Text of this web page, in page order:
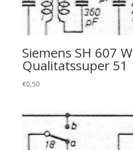
Siemens SH 607 W
Qualitatssuper 51
€0,50